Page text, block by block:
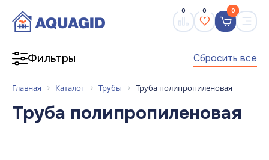
0 0 0
Фильтры Сбросить все
Главная Каталог Трубы Труба полипропиленовая
Труба полипропиленовая